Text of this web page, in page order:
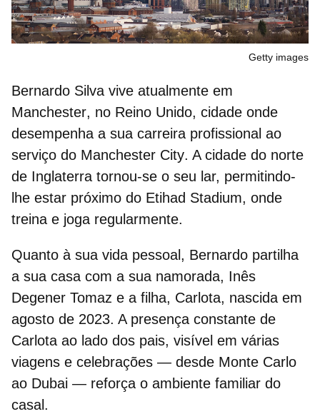
Getty images
Bernardo Silva vive atualmente em
Manchester, no Reino Unido, cidade onde
desempenha a sua carreira profissional ao
serviço do Manchester City. A cidade do norte
de Inglaterra tornou-se o seu lar, permitindo-
lhe estar próximo do Etihad Stadium, onde
treina e joga regularmente.
Quanto à sua vida pessoal, Bernardo partilha
a sua casa com a sua namorada, Inês
Degener Tomaz e a filha, Carlota, nascida em
agosto de 2023. A presença constante de
Carlota ao lado dos pais, visível em várias
viagens e celebrações — desde Monte Carlo
ao Dubai — reforça o ambiente familiar do
casal.